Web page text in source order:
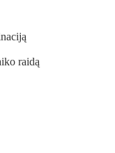
raidą